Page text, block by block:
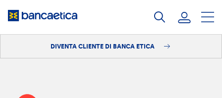
DIVENTA CLIENTE DI BANCA ETICA